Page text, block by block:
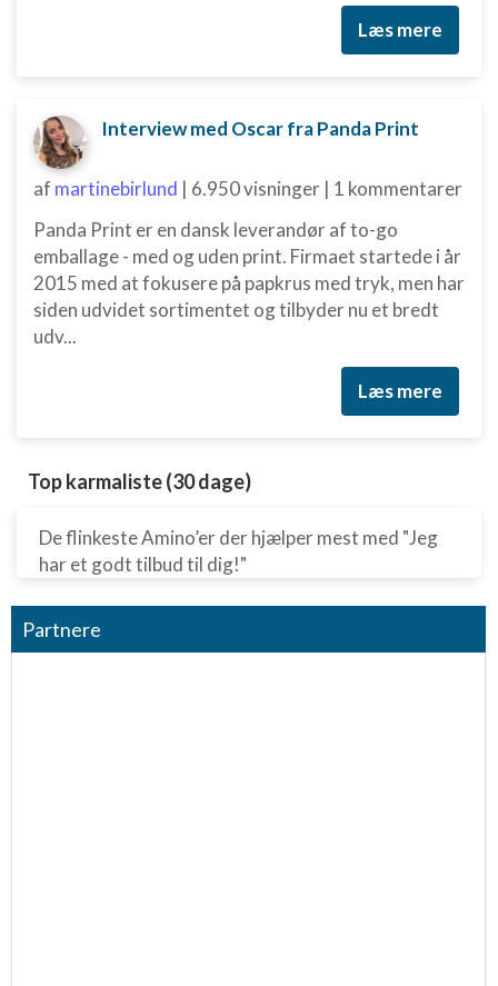
Læs mere
Interview med Oscar fra Panda Print
af martinebirlund | 6.950 visninger | 1 kommentarer
Panda Print er en dansk leverandør af to-go
emballage - med og uden print. Firmaet startede i år
2015 med at fokusere på papkrus med tryk, men har
siden udvidet sortimentet og tilbyder nu et bredt
udv...
Læs mere
Top karmaliste (30 dage)
De flinkeste Amino’er der hjælper mest med "Jeg
har et godt tilbud til dig!"
Partnere
Ydeevne
Funktionel
Annoncering / marketing